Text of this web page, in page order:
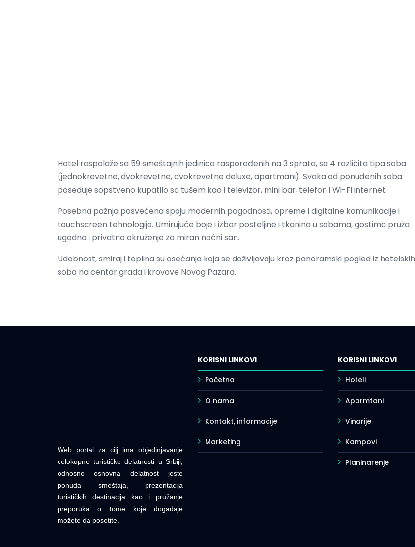
Hotel raspolaže sa 59 smeštajnih jedinica raspoređenih na 3 sprata, sa 4 različita tipa soba
(jednokrevetne, dvokrevetne, dvokrevetne deluxe, apartmani). Svaka od ponuđenih soba
poseduje sopstveno kupatilo sa tušem kao i televizor, mini bar, telefon i Wi-Fi internet.
Posebna pažnja posvećena spoju modernih pogodnosti, opreme i digitalne komunikacije i
touchscreen tehnologije. Umirujuće boje i izbor posteljine i tkanina u sobama, gostima pruža
ugodno i privatno okruženje za miran noćni san.
Udobnost, smiraj i toplina su osećanja koja se doživljavaju kroz panoramski pogled iz hotelskih
soba na centar grada i krovove Novog Pazara.
Web portal za cilj ima objedinjavanje
celokupne turističke delatnosti u Srbiji,
odnosno osnovna delatnost jeste
ponuda smeštaja, prezentacija
turističkih destinacija kao i pružanje
preporuka o tome koje događaje
možete da posetite.
KORISNI LINKOVI
Početna
O nama
Kontakt, informacije
Marketing
KORISNI LINKOVI
Hoteli
Aparmtani
Vinarije
Kampovi
Planinarenje